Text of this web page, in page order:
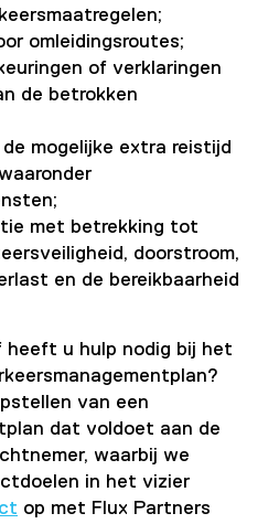
omleidingsroutes;
of verklaringen
de betrokken
mogelijke extra reistijd
met betrekking tot
doorstroom,
en de bereikbaarheid
u hulp nodig bij het
van een
dat voldoet aan de
waarbij we
in het vizier
op met Flux Partners